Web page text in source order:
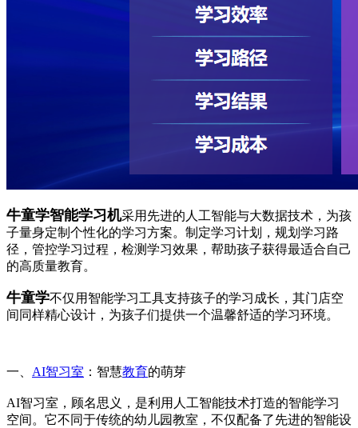
牛童学智能学习机采用先进的人工智能与大数据技术，为孩
子量身定制个性化的学习方案。制定学习计划，规划学习路
径，管控学习过程，检测学习效果，帮助孩子获得最适合自己
的高质量教育。
牛童学不仅用智能学习工具支持孩子的学习成长，其门店空
间同样精心设计，为孩子们提供一个温馨舒适的学习环境。
一、 AI智习室 ：智慧教育的萌芽
AI智习室，顾名思义，是利用人工智能技术打造的智能学习
空间。它不同于传统的幼儿园教室，不仅配备了先进的智能设